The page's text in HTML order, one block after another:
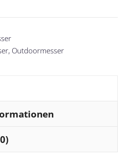
, Outdoormesser